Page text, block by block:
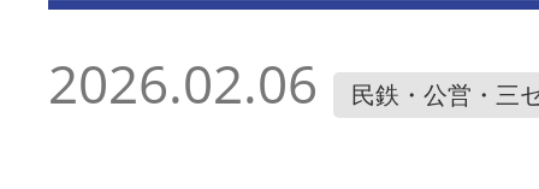
2026.02.06 民鉄・公営・三